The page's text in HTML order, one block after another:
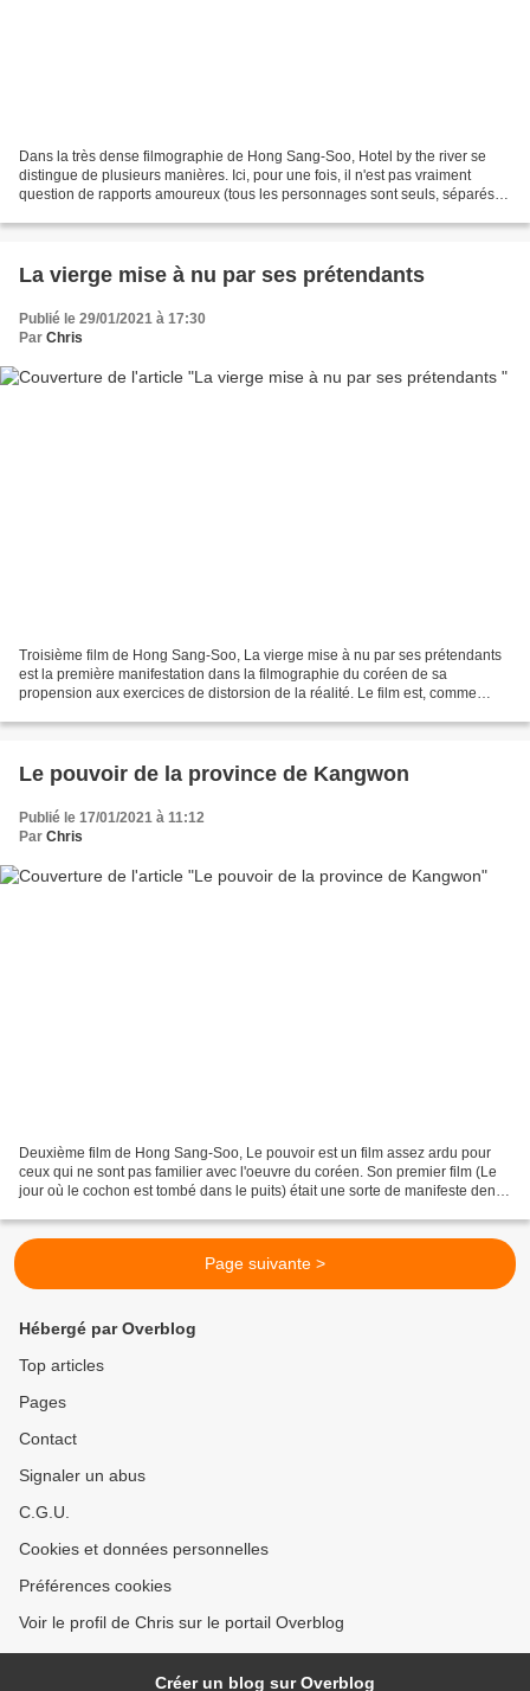
Dans la très dense filmographie de Hong Sang-Soo, Hotel by the river se
distingue de plusieurs manières. Ici, pour une fois, il n'est pas vraiment
question de rapports amoureux (tous les personnages sont seuls, séparés,
La vierge mise à nu par ses prétendants
Publié le 29/01/2021 à 17:30
Par Chris
Troisième film de Hong Sang-Soo, La vierge mise à nu par ses prétendants
est la première manifestation dans la filmographie du coréen de sa
propension aux exercices de distorsion de la réalité. Le film est, comme
Le pouvoir de la province de Kangwon
Publié le 17/01/2021 à 11:12
Par Chris
Deuxième film de Hong Sang-Soo, Le pouvoir est un film assez ardu pour
ceux qui ne sont pas familier avec l'oeuvre du coréen. Son premier film (Le
jour où le cochon est tombé dans le puits) était une sorte de manifeste dense
Page suivante >
Hébergé par Overblog
Top articles
Pages
Contact
Signaler un abus
C.G.U.
Cookies et données personnelles
Préférences cookies
Voir le profil de Chris sur le portail Overblog
Créer un blog sur Overblog